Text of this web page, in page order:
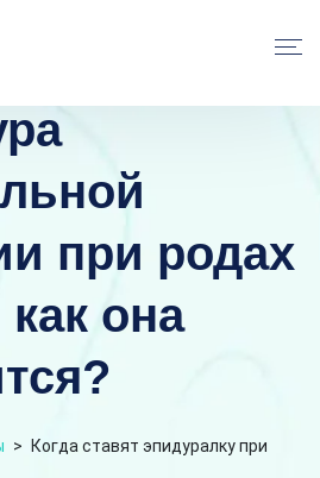
при родах
как она
>
Когда ставят эпидуралку при